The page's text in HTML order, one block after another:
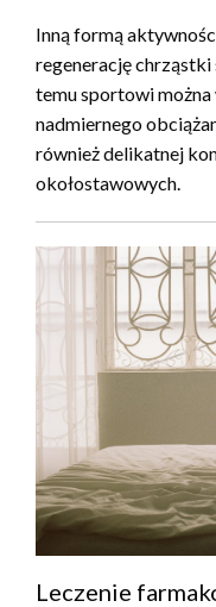
Inną formą
regenerację
temu sportowi
nadmiernego
również delikatnej
okołostawowych.
Leczenie